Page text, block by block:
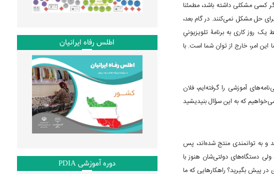
کسی مشکلی داشته باشد، مطمئنا
حل مشکل نمی‌کنند. در گام بعد،
کاری به برنامۀ تلویزیونیِ
امر، خارج از توان شما است. با
آموزشی را گرفته‌ایم، فلان
که به این سؤال بنیدیشید
و به توانمندی منتج شده‌اند، پس
دستگاه‌های دولتی‌شان هنوز با
در پیش بگیرید؟ راهکارهایی که ما
اطلس رفاه ایرانیان
دوره آموزشی PDIA